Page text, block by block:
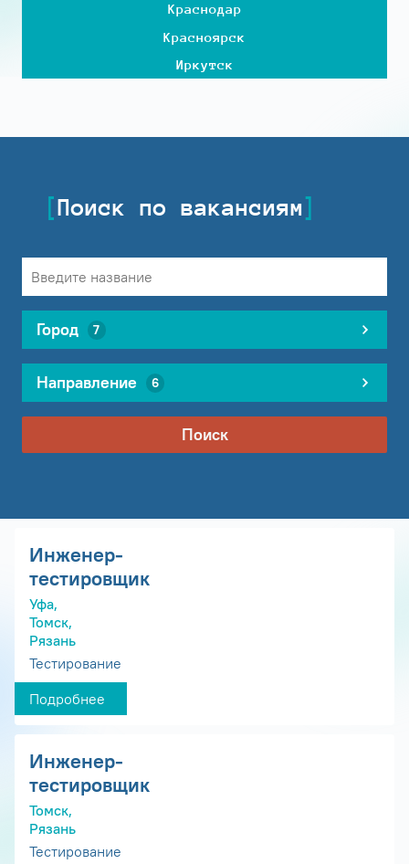
Краснодар
Красноярск
Иркутск
Поиск по вакансиям
Город 7
Направление 6
Поиск
Инженер-
тестировщик
Уфа,
Томск,
Рязань
Тестирование
Подробнее
Инженер-
тестировщик
Томск,
Рязань
Тестирование